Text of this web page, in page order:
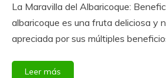
La Maravilla del Albaricoque:
albaricoque es una fruta deliciosa y
apreciada por sus múltiples
Leer más